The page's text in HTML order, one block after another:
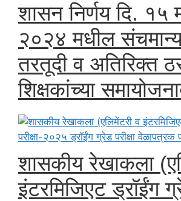
शासन निर्णय दि. १५
२०२४ मधील
तरतूदी व अतिरिक्त
शिक्षकांच्या
शासकीय रेखाकला
इंटरमिजिएट ड्रॉईंग